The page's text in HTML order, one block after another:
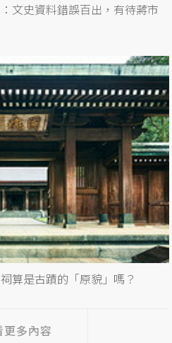
文史資料錯誤百出，有待蔣市
算是古蹟的「原貌」嗎？
更多內容